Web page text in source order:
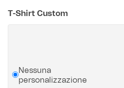
Isolani x Genoa
T-Shirt Custom
Nessuna
personalizzazione